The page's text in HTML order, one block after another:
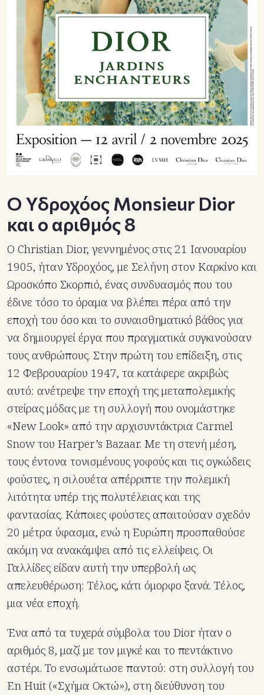
Ο Υδροχόος Monsieur Dior
και ο αριθμός 8
Ο Christian Dior, γεννημένος στις 21 Ιανουαρίου
1905, ήταν Υδροχόος, με Σελήνη στον Καρκίνο και
Ωροσκόπο Σκορπιό, ένας συνδυασμός που του
έδινε τόσο το όραμα να βλέπει πέρα από την
εποχή του όσο και το συναισθηματικό βάθος για
να δημιουργεί έργα που πραγματικά συγκινούσαν
τους ανθρώπους. Στην πρώτη του επίδειξη, στις
12 Φεβρουαρίου 1947, τα κατάφερε ακριβώς
αυτό: ανέτρεψε την εποχή της μεταπολεμικής
στείρας μόδας με τη συλλογή που ονομάστηκε
«New Look» από την αρχισυντάκτρια Carmel
Snow του Harper’s Bazaar. Με τη στενή μέση,
τους έντονα τονισμένους γοφούς και τις ογκώδεις
φούστες, η σιλουέτα απέρριπτε την πολεμική
λιτότητα υπέρ της πολυτέλειας και της
φαντασίας. Κάποιες φούστες απαιτούσαν σχεδόν
20 μέτρα ύφασμα, ενώ η Ευρώπη προσπαθούσε
ακόμη να ανακάμψει από τις ελλείψεις. Οι
Γαλλίδες είδαν αυτή την υπερβολή ως
απελευθέρωση: Τέλος, κάτι όμορφο ξανά. Τέλος,
μια νέα εποχή.
Ένα από τα τυχερά σύμβολα του Dior ήταν ο
αριθμός 8, μαζί με τον μιγκέ και το πεντάκτινο
αστέρι. Το ενσωμάτωσε παντού: στη συλλογή του
En Huit («Σχήμα Οκτώ»), στη διεύθυνση του